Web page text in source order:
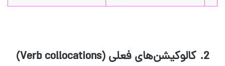
2. کالوکیشن‌های فعلی (Verb collocations)